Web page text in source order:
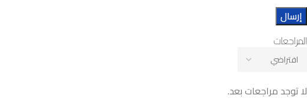
المراجعات
لا توجد مراجعات بعد.